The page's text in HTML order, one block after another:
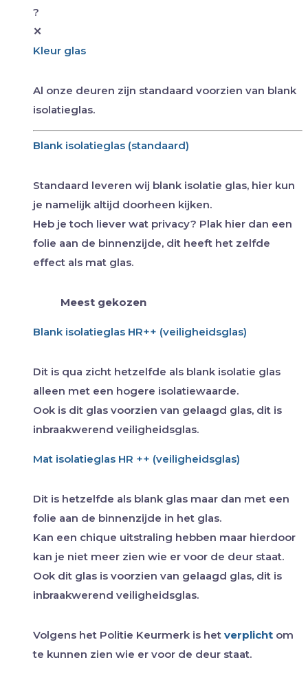
?
✕
Kleur glas
Al onze deuren zijn standaard voorzien van blank
isolatieglas.
Blank isolatieglas (standaard)
Standaard leveren wij blank isolatie glas, hier kun
je namelijk altijd doorheen kijken.
Heb je toch liever wat privacy? Plak hier dan een
folie aan de binnenzijde, dit heeft het zelfde
effect als mat glas.
Meest gekozen
Blank isolatieglas HR++ (veiligheidsglas)
Dit is qua zicht hetzelfde als blank isolatie glas
alleen met een hogere isolatiewaarde.
Ook is dit glas voorzien van gelaagd glas, dit is
inbraakwerend veiligheidsglas.
Mat isolatieglas HR ++ (veiligheidsglas)
Dit is hetzelfde als blank glas maar dan met een
folie aan de binnenzijde in het glas.
Kan een chique uitstraling hebben maar hierdoor
kan je niet meer zien wie er voor de deur staat.
Ook dit glas is voorzien van gelaagd glas, dit is
inbraakwerend veiligheidsglas.
Volgens het Politie Keurmerk is het verplicht om
te kunnen zien wie er voor de deur staat.